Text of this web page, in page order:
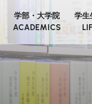
学部・大学院
ACADEMICS
学生